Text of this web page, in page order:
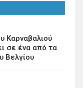
Καρναβαλιού
σε ένα από τα
Βελγίου